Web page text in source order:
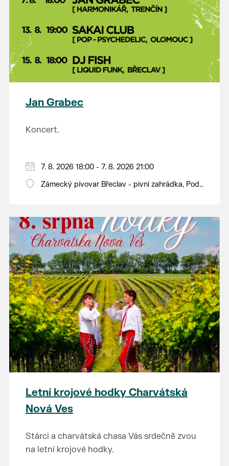
Jan Grabec
Koncert.
7. 8. 2026 18:00 - 7. 8. 2026 21:00
Zámecký pivovar Břeclav - pivní zahrádka, Pod
Letní krojové hodky Charvátská
Nová Ves
Stárci a charvátská chasa Vás srdečně zvou
na letní krojové hodky.